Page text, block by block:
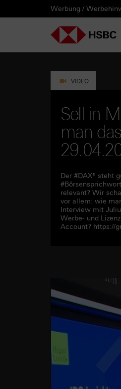
PRODUKTE
HEBELPRODUKTE
MÄRKTE & ANALYSEN
WISSEN & TOOLS
KONTAKT & SERVICE
DOWNLOADCENTER
LÄNDERAUSWAHL
Deutschland
AUSGEWÄHLTE SEITEN
HEBELPRODUKTE
Knock-out-Produkte
Weitere Hebelprodukte
Ausgestoppte Produkte
Intraday-Emissionen
ANLAGEPRODUKTE
Aktien- / Indexanleihen
Discount-Zertifikate
Express-Zertifikate
AKTUELLES
Neuemissionen
Trading-Aktionen
Intraday-Emissionen
ANALYSEN
Daily Trading
Trendkompass
Newsletter-Abonnement
VIDEOS
ntv-Zertifikate mit HSBC
Zertifikate Aktuell mit HSBC
WATCHLIST
Login / Zur Watchlist
WEBINARE
Webinartermine
WISSEN
kostenlose eBooks
Aktien- / Indexanleihen Rechner
Open End Knock-out-Produkte
KONTAKT
Kontaktformular
SERVICE
Wir über uns
DOWNLOADCENTER
Basisprospekte /
Wertpapierbeschreibungen
Unvollständige
Werbung /
VIDEO
Sell in
man
Der #DAX® steht
relevant? Wir
vor allem: wie
Interview mit
Werbe- und
Account? https://